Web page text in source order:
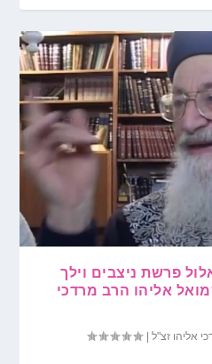
פרשת ניצבים וילך
אליהו הרב מרדכי
אליהו זצ"ל |